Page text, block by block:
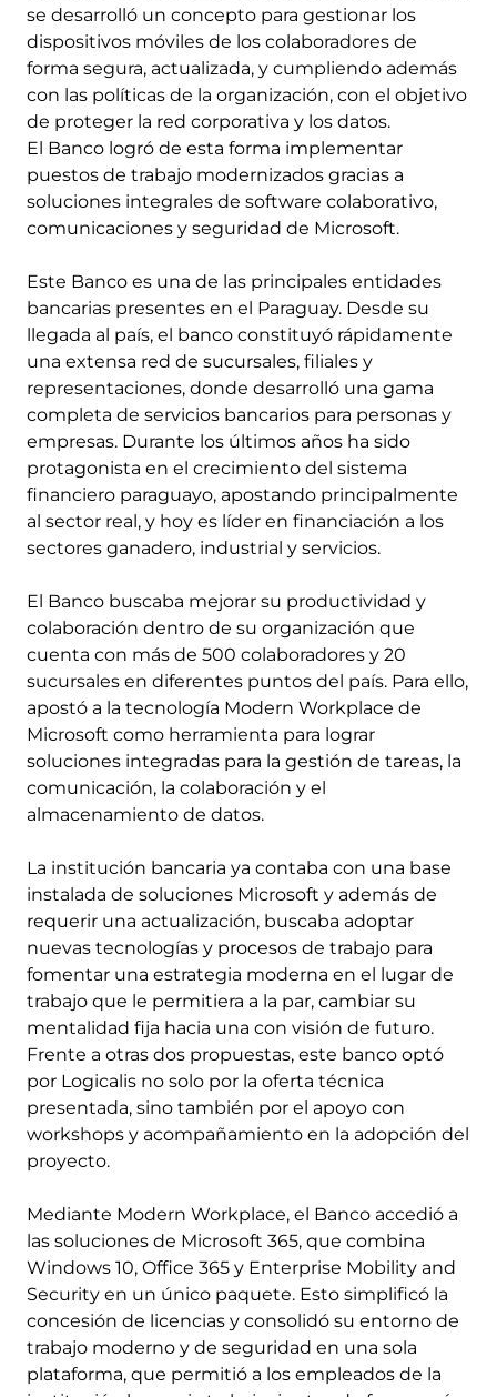
se desarrolló un concepto para gestionar los
dispositivos móviles de los colaboradores de
forma segura, actualizada, y cumpliendo además
con las políticas de la organización, con el objetivo
de proteger la red corporativa y los datos.
El Banco logró de esta forma implementar
puestos de trabajo modernizados gracias a
soluciones integrales de software colaborativo,
comunicaciones y seguridad de Microsoft.
Este Banco es una de las principales entidades
bancarias presentes en el Paraguay. Desde su
llegada al país, el banco constituyó rápidamente
una extensa red de sucursales, filiales y
representaciones, donde desarrolló una gama
completa de servicios bancarios para personas y
empresas. Durante los últimos años ha sido
protagonista en el crecimiento del sistema
financiero paraguayo, apostando principalmente
al sector real, y hoy es líder en financiación a los
sectores ganadero, industrial y servicios.
El Banco buscaba mejorar su productividad y
colaboración dentro de su organización que
cuenta con más de 500 colaboradores y 20
sucursales en diferentes puntos del país. Para ello,
apostó a la tecnología Modern Workplace de
Microsoft como herramienta para lograr
soluciones integradas para la gestión de tareas, la
comunicación, la colaboración y el
almacenamiento de datos.
La institución bancaria ya contaba con una base
instalada de soluciones Microsoft y además de
requerir una actualización, buscaba adoptar
nuevas tecnologías y procesos de trabajo para
fomentar una estrategia moderna en el lugar de
trabajo que le permitiera a la par, cambiar su
mentalidad fija hacia una con visión de futuro.
Frente a otras dos propuestas, este banco optó
por Logicalis no solo por la oferta técnica
presentada, sino también por el apoyo con
workshops y acompañamiento en la adopción del
proyecto.
Mediante Modern Workplace, el Banco accedió a
las soluciones de Microsoft 365, que combina
Windows 10, Office 365 y Enterprise Mobility and
Security en un único paquete. Esto simplificó la
concesión de licencias y consolidó su entorno de
trabajo moderno y de seguridad en una sola
plataforma, que permitió a los empleados de la